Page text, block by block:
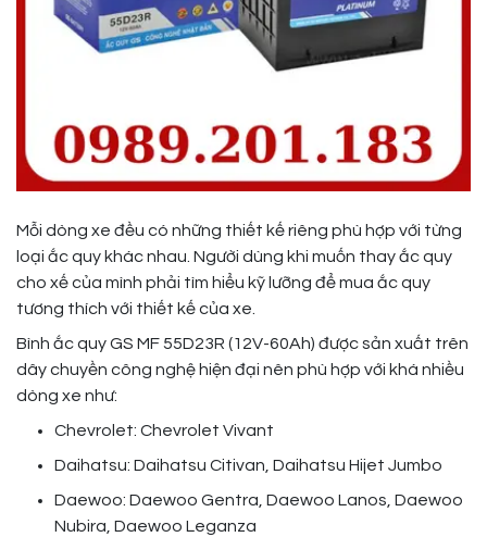
Mỗi dòng xe đều có những thiết kế riêng phù hợp với từng
loại ắc quy khác nhau. Người dùng khi muốn thay ắc quy
cho xế của mình phải tìm hiểu kỹ lưỡng để mua ắc quy
tương thích với thiết kế của xe.
Bình ắc quy GS MF 55D23R (12V-60Ah) được sản xuất trên
dây chuyền công nghệ hiện đại nên phù hợp với khá nhiều
dòng xe như:
Chevrolet: Chevrolet Vivant
Daihatsu: Daihatsu Citivan, Daihatsu Hijet Jumbo
Daewoo: Daewoo Gentra, Daewoo Lanos, Daewoo
Nubira, Daewoo Leganza